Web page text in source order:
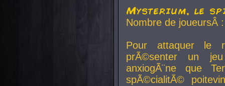
Mysterium, le
Nombre de
Pour attaquer le
prÃ©senter un
anxiogÃ¨ne que
spÃ©cialitÃ©